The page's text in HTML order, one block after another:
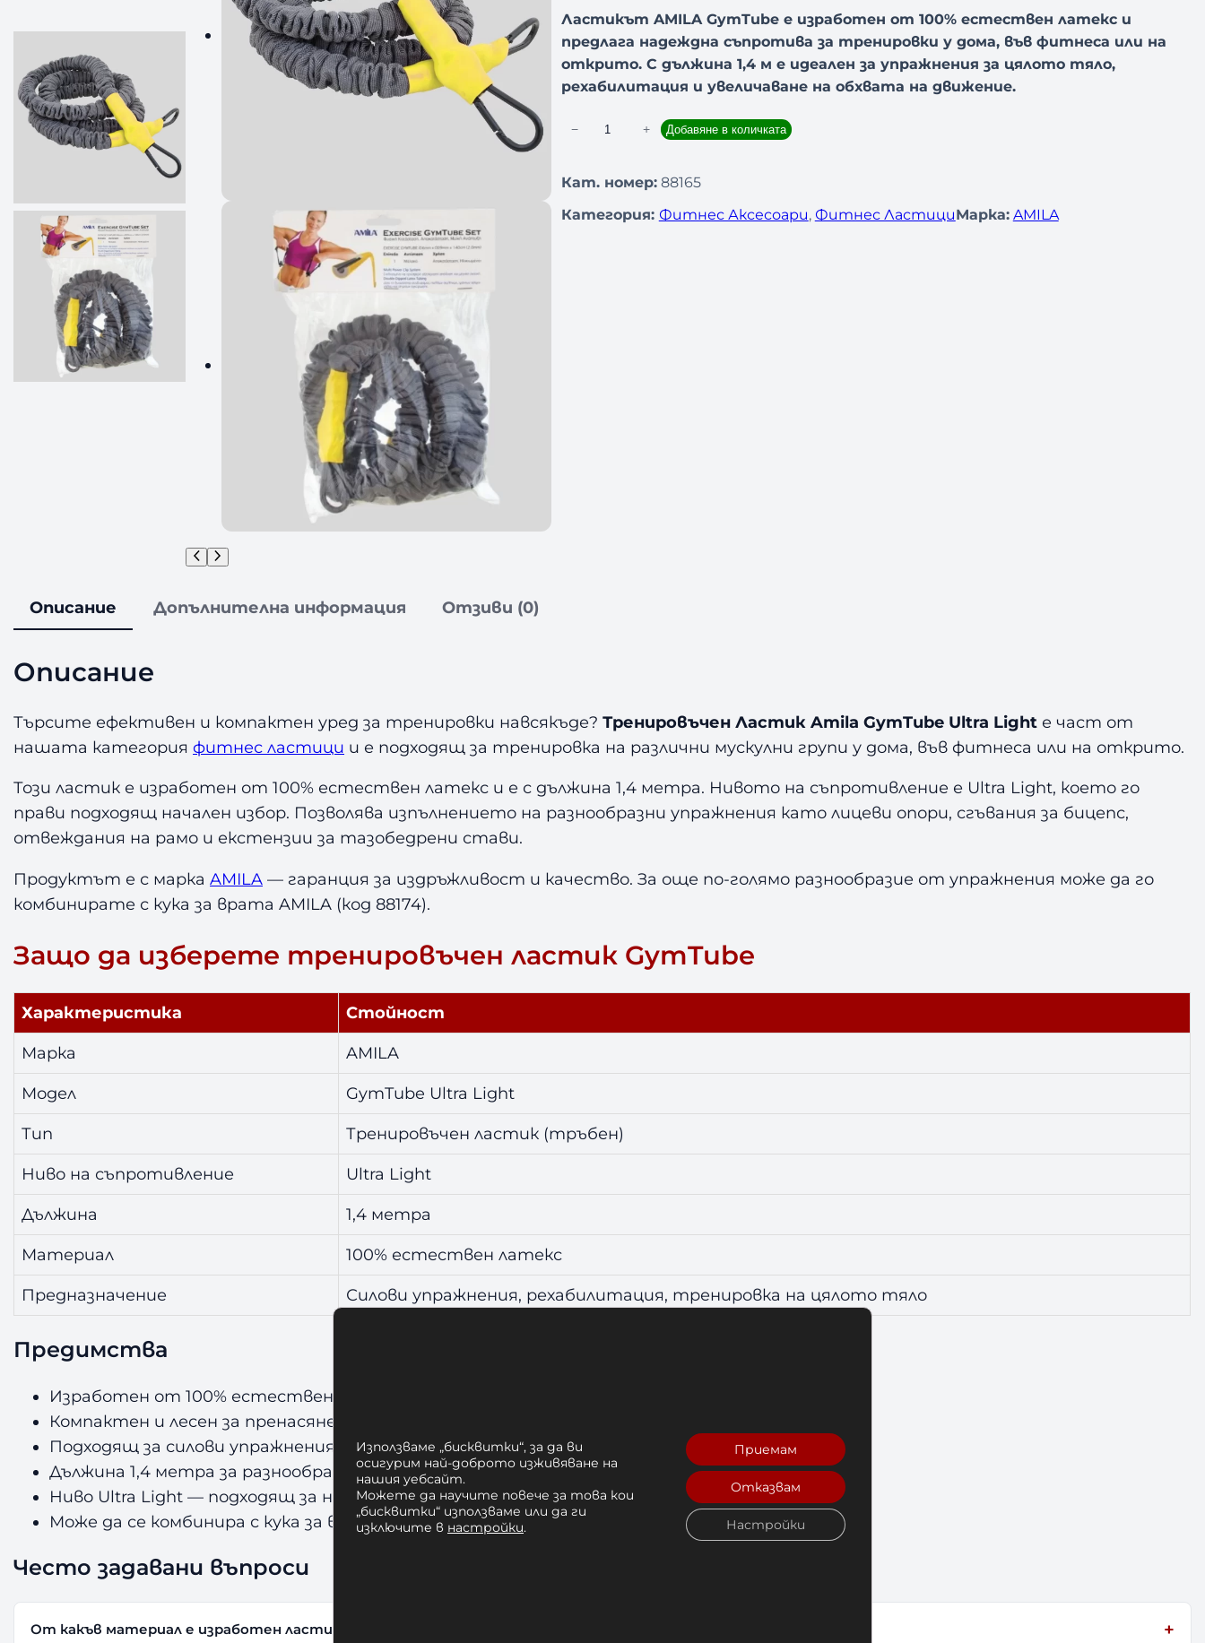
Ластикът AMILA GymTube е изработен от 100% естествен латекс и
предлага надеждна съпротива за тренировки у дома, във фитнеса или на
открито. С дължина 1,4 м е идеален за упражнения за цялото тяло,
рехабилитация и увеличаване на обхвата на движение.
л
ч
с
т
к
m
l
m
b
U
t
r
g
h
t
− + Добавяне в количката
Кат. номер: 88165
Категория: Фитнес Аксесоари, Фитнес ЛастициМарка: AMILA
Описание Допълнителна информация Отзиви (0)
Описание
Търсите ефективен и компактен уред за тренировки навсякъде?Тренировъчен Ластик Amila GymTube Ultra Light е част от
нашата категорияфитнес ластици и е подходящ за тренировка на различни мускулни групи у дома, във фитнеса или на открито.
Този ластик е изработен от 100% естествен латекс и е с дължина 1,4 метра. Нивото на съпротивление е Ultra Light, което го
прави подходящ начален избор. Позволява изпълнението на разнообразни упражнения като лицеви опори, сгъвания за бицепс,
отвеждания на рамо и екстензии за тазобедрени стави.
Продуктът е с маркаAMILA — гаранция за издръжливост и качество. За още по-голямо разнообразие от упражнения може да го
комбинирате с кука за врата AMILA (код 88174).
Защо да изберете тренировъчен ластик GymTube
Характеристика Стойност
Марка AMILA
Модел GymTube Ultra Light
Тип Тренировъчен ластик (тръбен)
Ниво на съпротивление Ultra Light
Дължина 1,4 метра
Материал 100% естествен латекс
Предназначение Силови упражнения, рехабилитация, тренировка на цялото тяло
Предимства
Изработен от 100% естествен латекс с висока издръжливост
Компактен и лесен за пренасяне — тренирайте навсякъде
Подходящ за силови упражнения и рехабилитация
Дължина 1,4 метра за разнообразни упражнения
Ниво Ultra Light — подходящ за начинаещи
Може да се комбинира с кука за врата AMILA (код 88174)
Често задавани въпроси
От какъв материал е изработен ластикът?
Използваме „бисквитки“, за да ви
осигурим най-доброто изживяване на
нашия уебсайт.
Можете да научите повече за това кои
„бисквитки“ използваме или да ги
изключите в настройки.
Приемам
Отказвам
Настройки